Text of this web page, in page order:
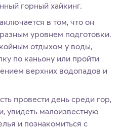
горный хайкинг.
в том, что он
уровнем подготовки.
отдыхом у воды,
по каньону или пройти
верхних водопадов и
провести день среди гор,
увидеть малоизвестную
и познакомиться с